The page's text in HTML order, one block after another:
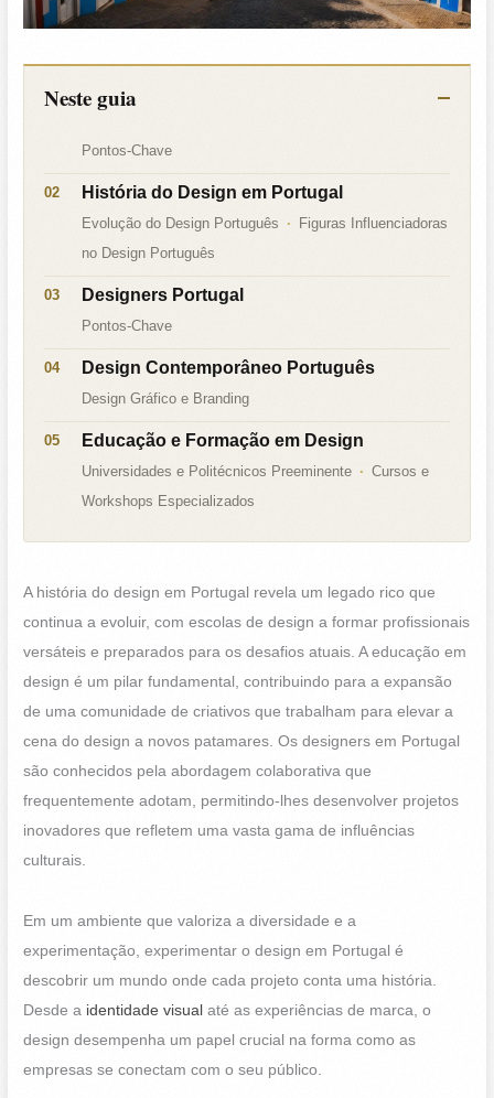
Neste guia
Pontos-Chave
História do Design em Portugal
Evolução do Design Português
Figuras Influenciadoras
no Design Português
Designers Portugal
Pontos-Chave
Design Contemporâneo Português
Design Gráfico e Branding
Educação e Formação em Design
Universidades e Politécnicos Preeminente
Cursos e
Workshops Especializados
A história do design em Portugal revela um legado rico que
continua a evoluir, com escolas de design a formar profissionais
versáteis e preparados para os desafios atuais. A educação em
design é um pilar fundamental, contribuindo para a expansão
de uma comunidade de criativos que trabalham para elevar a
cena do design a novos patamares. Os designers em Portugal
são conhecidos pela abordagem colaborativa que
frequentemente adotam, permitindo-lhes desenvolver projetos
inovadores que refletem uma vasta gama de influências
culturais.
Em um ambiente que valoriza a diversidade e a
experimentação, experimentar o design em Portugal é
descobrir um mundo onde cada projeto conta uma história.
Desde a identidade visual até as experiências de marca, o
design desempenha um papel crucial na forma como as
empresas se conectam com o seu público.